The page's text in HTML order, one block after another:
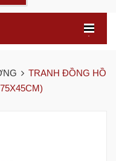
.
TRANH ĐỒNG HỒ